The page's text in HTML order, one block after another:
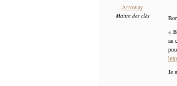
Arroway
Maître des clés
«
au
Je